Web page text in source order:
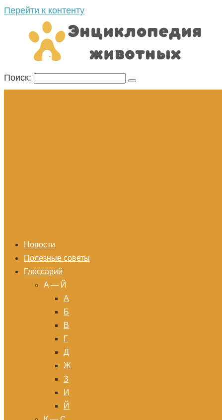
Перейти к контенту
Поиск:
Новости
Полезные советы
Глоссарий
A — Й
А
Б
В
Г
Д
Ж
З
И
Й